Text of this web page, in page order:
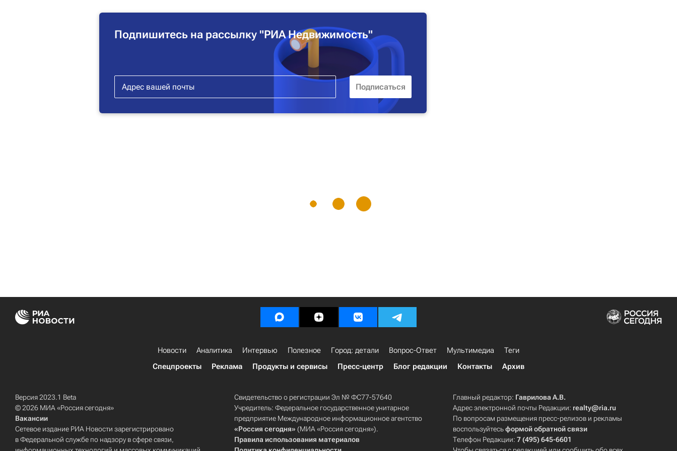
Подпишитесь на рассылку "РИА Недвижимость"
Новости Аналитика Интервью Полезное Город: детали Вопрос-Ответ Мультимедиа
Теги
Спецпроекты
Реклама Продукты и сервисы Пресс-центр Блог редакции Контакты Архив
Версия 2023.1 Beta
© 2026 МИА «Россия сегодня»
Вакансии
Сетевое издание РИА Новости зарегистрировано
в Федеральной службе по надзору в сфере связи,
Свидетельство о регистрации Эл № ФС77-57640
Учредитель: Федеральное государственное унитарное
предприятие Международное информационное агентство
«Россия сегодня» (МИА «Россия сегодня»).
Правила использования материалов
Главный редактор: Гаврилова А.В.
Адрес электронной почты Редакции: realty@ria.ru
По вопросам размещения пресс-релизов и рекламы
воспользуйтесьформой обратной связи
Телефон Редакции:7 (495) 645-6601